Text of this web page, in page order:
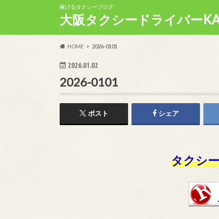
稼げるタクシーブログ
大阪タクシードライバー
HOME 2026-0101
2026.01.02
2026-0101
ポスト シェア
タクシ